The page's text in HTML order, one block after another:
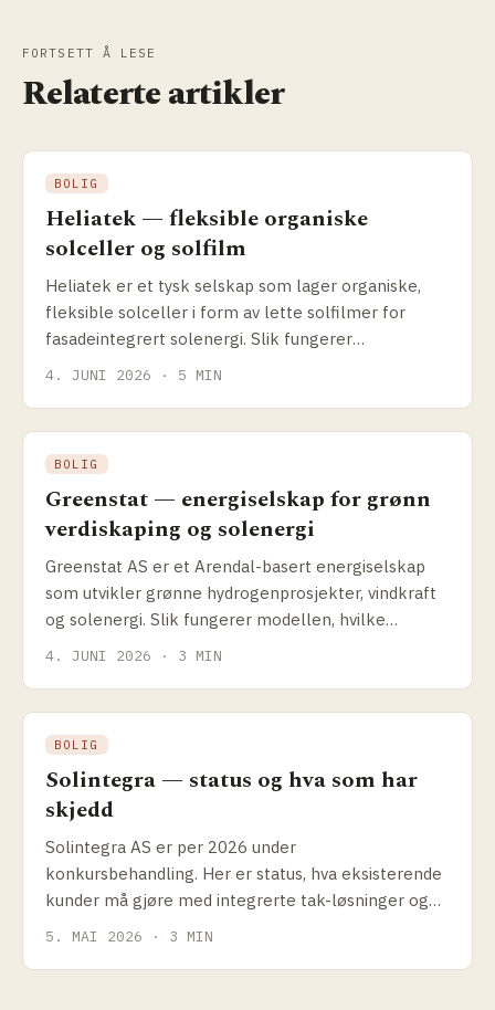
FORTSETT Å LESE
Relaterte artikler
BOLIG
Heliatek — fleksible organiske
solceller og solfilm
Heliatek er et tysk selskap som lager organiske,
fleksible solceller i form av lette solfilmer for
fasadeintegrert solenergi. Slik fungerer
teknologien, og hva passer den til.
4. JUNI 2026 · 5 MIN
BOLIG
Greenstat — energiselskap for grønn
verdiskaping og solenergi
Greenstat AS er et Arendal-basert energiselskap
som utvikler grønne hydrogenprosjekter, vindkraft
og solenergi. Slik fungerer modellen, hvilke
prosjekter selskapet driver og hva det betyr for
4. JUNI 2026 · 3 MIN
BOLIG
Solintegra — status og hva som har
skjedd
Solintegra AS er per 2026 under
konkursbehandling. Her er status, hva eksisterende
kunder må gjøre med integrerte tak-løsninger og
hvilke alternativer som finnes.
5. MAI 2026 · 3 MIN